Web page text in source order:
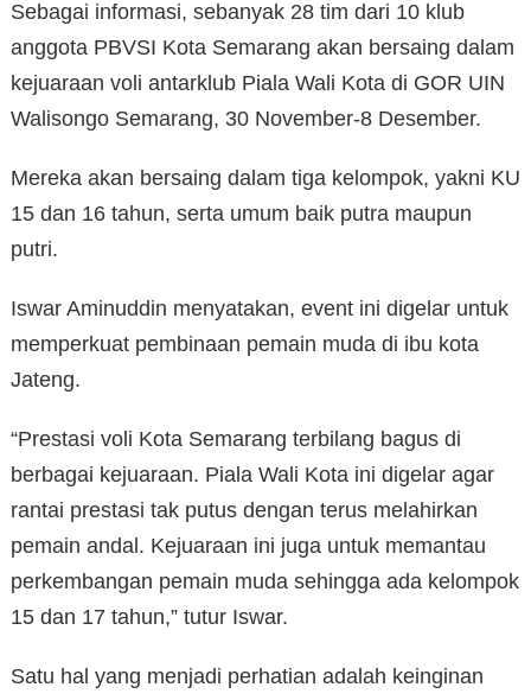
Sebagai informasi, sebanyak 28 tim dari 10 klub
anggota PBVSI Kota Semarang akan bersaing dalam
kejuaraan voli antarklub Piala Wali Kota di GOR UIN
Walisongo Semarang, 30 November-8 Desember.
Mereka akan bersaing dalam tiga kelompok, yakni KU
15 dan 16 tahun, serta umum baik putra maupun
putri.
Iswar Aminuddin menyatakan, event ini digelar untuk
memperkuat pembinaan pemain muda di ibu kota
Jateng.
“Prestasi voli Kota Semarang terbilang bagus di
berbagai kejuaraan. Piala Wali Kota ini digelar agar
rantai prestasi tak putus dengan terus melahirkan
pemain andal. Kejuaraan ini juga untuk memantau
perkembangan pemain muda sehingga ada kelompok
15 dan 17 tahun,” tutur Iswar.
Satu hal yang menjadi perhatian adalah keinginan